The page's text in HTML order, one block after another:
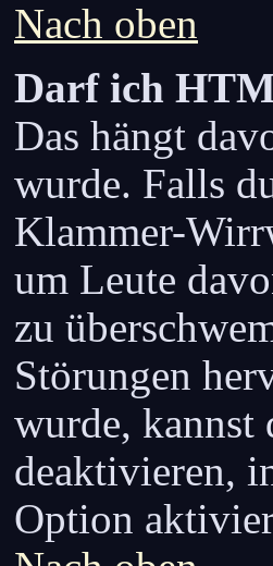
Nach oben
Darf ich
Das hängt
wurde. Falls
Klammer-
um Leute
zu
Störungen
wurde, kannst
deaktivieren,
Option